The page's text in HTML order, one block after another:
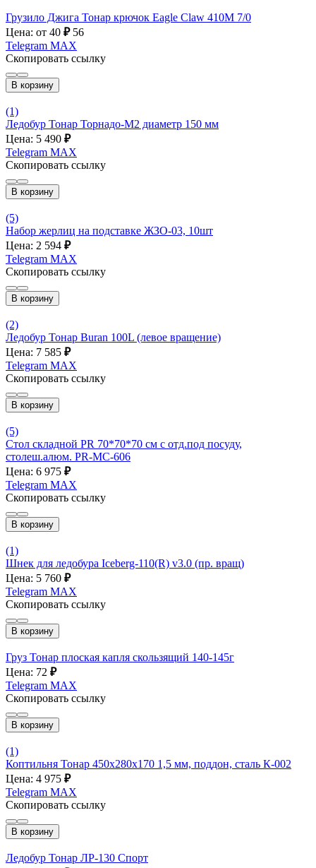
Грузило Джига Тонар крючок Eagle Claw 410M 7/0
Цена: от 40 ₽ 56
Telegram MAX
Скопировать ссылку
В корзину
(1)
Ледобур Тонар Торнадо-М2 диаметр 150 мм
Цена: 5 490 ₽
Telegram MAX
Скопировать ссылку
В корзину
(5)
Набор жерлиц на подставке ЖЗО-03, 10шт
Цена: 2 594 ₽
Telegram MAX
Скопировать ссылку
В корзину
(2)
Ледобур Тонар Buran 100L (левое вращение)
Цена: 7 585 ₽
Telegram MAX
Скопировать ссылку
В корзину
(5)
Стол складной PR 70*70*70 см с отд.под посуду,
столеш.алюм. PR-MC-606
Цена: 6 975 ₽
Telegram MAX
Скопировать ссылку
В корзину
(1)
Шнек для ледобура Iceberg-110(R) v3.0 (пр. вращ)
Цена: 5 760 ₽
Telegram MAX
Скопировать ссылку
В корзину
Груз Тонар плоская капля скользящий 140-145г
Цена: 72 ₽
Telegram MAX
Скопировать ссылку
В корзину
(1)
Коптильня Тонар 450х280х170 1,5 мм, поддон, сталь К-002
Цена: 4 975 ₽
Telegram MAX
Скопировать ссылку
В корзину
Ледобур Тонар ЛР-130 Спорт